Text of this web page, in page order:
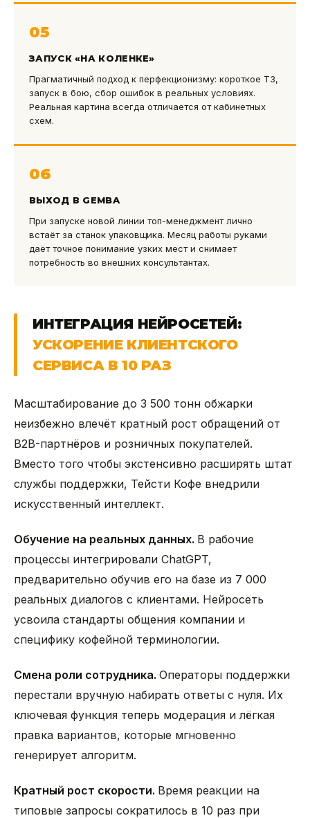
05
ЗАПУСК «НА КОЛЕНКЕ»
Прагматичный подход к перфекционизму: короткое ТЗ,
запуск в бою, сбор ошибок в реальных условиях.
Реальная картина всегда отличается от кабинетных
схем.
06
ВЫХОД В GEMBA
При запуске новой линии топ-менеджмент лично
встаёт за станок упаковщика. Месяц работы руками
даёт точное понимание узких мест и снимает
потребность во внешних консультантах.
ИНТЕГРАЦИЯ НЕЙРОСЕТЕЙ:
УСКОРЕНИЕ КЛИЕНТСКОГО
СЕРВИСА В 10 РАЗ
Масштабирование до 3 500 тонн обжарки
неизбежно влечёт кратный рост обращений от
B2B-партнёров и розничных покупателей.
Вместо того чтобы экстенсивно расширять штат
службы поддержки, Тейсти Кофе внедрили
искусственный интеллект.
Обучение на реальных данных. В рабочие
процессы интегрировали ChatGPT,
предварительно обучив его на базе из 7 000
реальных диалогов с клиентами. Нейросеть
усвоила стандарты общения компании и
специфику кофейной терминологии.
Смена роли сотрудника. Операторы поддержки
перестали вручную набирать ответы с нуля. Их
ключевая функция теперь модерация и лёгкая
правка вариантов, которые мгновенно
генерирует алгоритм.
Кратный рост скорости. Время реакции на
типовые запросы сократилось в 10 раз при